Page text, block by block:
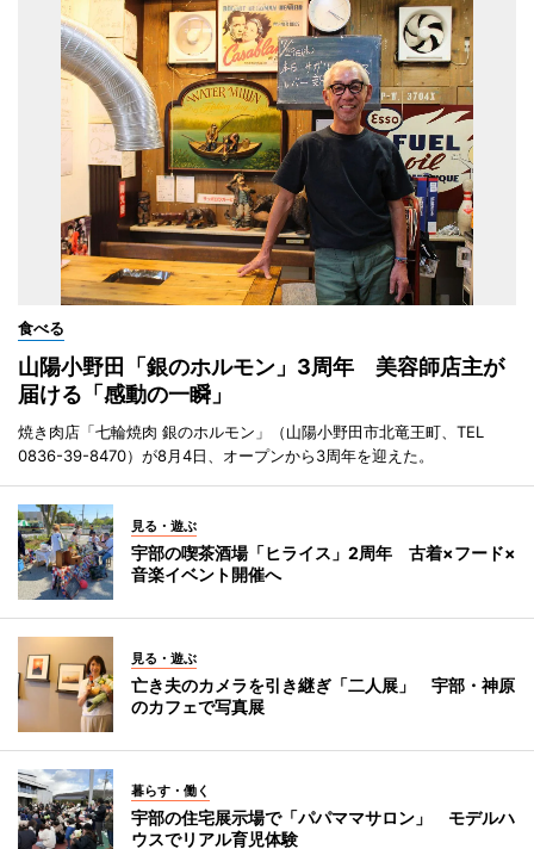
食べる
山陽小野田「銀のホルモン」3周年 美容師店主が
届ける「感動の一瞬」
焼き肉店「七輪焼肉 銀のホルモン」（山陽小野田市北竜王町、TEL
0836-39-8470）が8月4日、オープンから3周年を迎えた。
見る・遊ぶ
宇部の喫茶酒場「ヒライス」2周年 古着×フード×
音楽イベント開催へ
見る・遊ぶ
亡き夫のカメラを引き継ぎ「二人展」 宇部・神原
のカフェで写真展
暮らす・働く
宇部の住宅展示場で「パパママサロン」 モデルハ
ウスでリアル育児体験